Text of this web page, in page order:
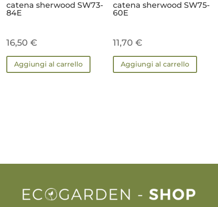
catena sherwood SW73-
84E
16,50€
Aggiungi al carrello
catena sherwood SW75-
60E
11,70€
Aggiungi al carrello